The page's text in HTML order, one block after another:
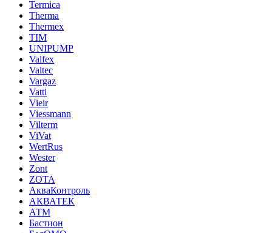
Termica
Therma
Thermex
TIM
UNIPUMP
Valfex
Valtec
Vargaz
Vatti
Vieir
Viessmann
Vilterm
ViVat
WertRus
Wester
Zont
ZOTA
АкваКонтроль
АКВАТЕК
АТМ
Бастион